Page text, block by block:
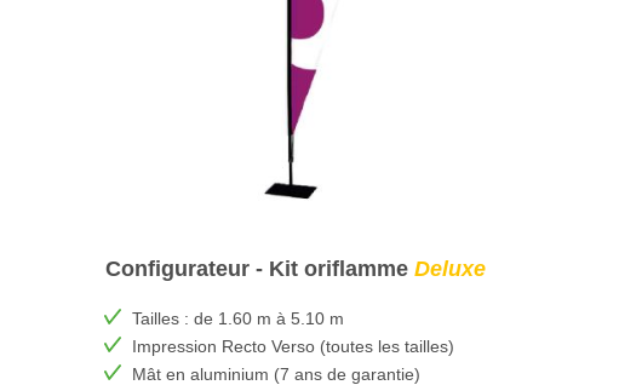
Configurateur - Kit oriflamme Deluxe
Tailles : de 1.60 m à 5.10 m
Impression Recto Verso (toutes les tailles)
Mât en aluminium (7 ans de garantie)